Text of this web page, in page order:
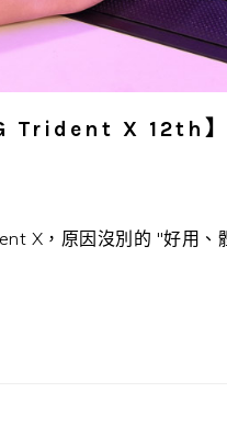
Trident X 12th
X，原因沒別的 "好用